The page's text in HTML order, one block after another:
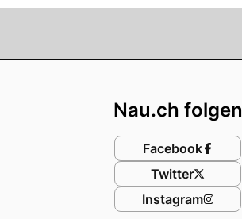
Nau.ch folgen
Facebook
Twitter
Instagram